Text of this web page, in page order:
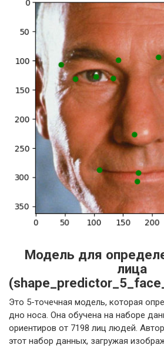
Модель для
лица
Это 5-точечная модель, которая
дно носа. Она обучена на наборе
ориентиров от 7198 лиц людей. Автор
этот набор данных, загружая